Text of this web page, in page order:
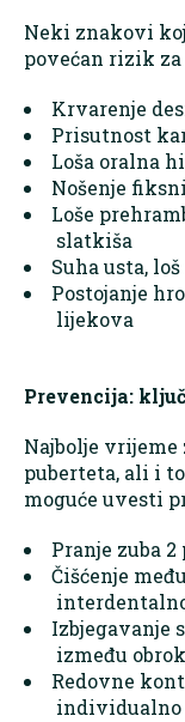
Neki znakovi
povećan rizik
Krvarenje
Prisutnost
Loša oralna
Nošenje
Loše
slatkiša
Suha usta,
Postojanje
lijekova
Prevencija:
Najbolje
puberteta, ali i
moguće uvesti
Pranje zuba
Čišćenje
Izbjegavanje
između
Redovne
individualno